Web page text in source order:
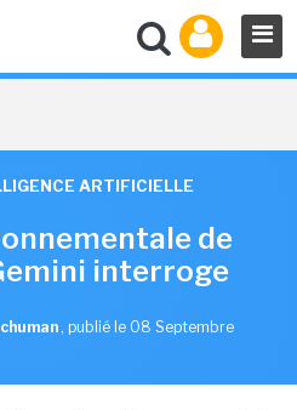
ARTIFICIELLE
de
interroge
, publié le 08 Septembre